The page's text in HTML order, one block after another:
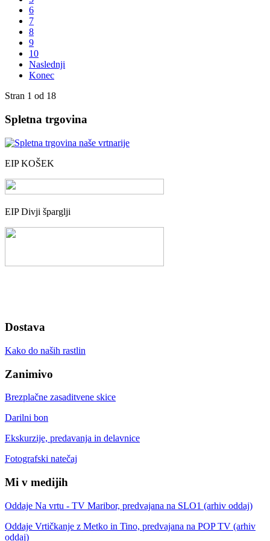
6
7
8
9
10
Naslednji
Konec
Stran 1 od 18
Spletna trgovina
EIP KOŠEK
EIP Divji šparglji
Dostava
Kako do naših rastlin
Zanimivo
Brezplačne zasaditvene skice
Darilni bon
Ekskurzije, predavanja in delavnice
Fotografski natečaj
Mi v medijih
Oddaje Na vrtu - TV Maribor, predvajana na SLO1 (arhiv oddaj)
Oddaje Vrtičkanje z Metko in Tino, predvajana na POP TV (arhiv
oddaj)